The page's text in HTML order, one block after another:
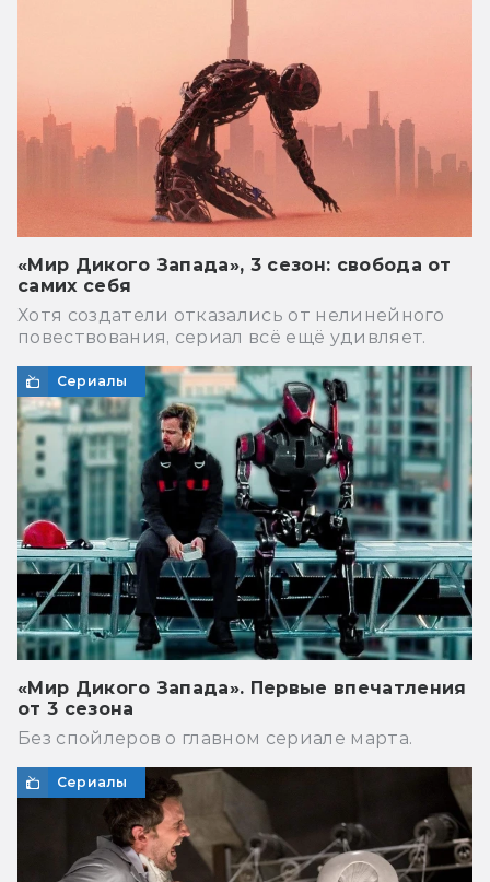
«Мир Дикого Запада», 3 сезон: свобода от
самих себя
Хотя создатели отказались от нелинейного
повествования, сериал всё ещё удивляет.
Сериалы
«Мир Дикого Запада». Первые впечатления
от 3 сезона
Без спойлеров о главном сериале марта.
Сериалы